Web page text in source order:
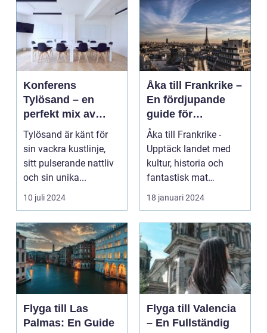
Konferens
Tylösand – en
perfekt mix av
affär och nöje
Tylösand är känt för
sin vackra kustlinje,
sitt pulserande nattliv
och sin unika...
10 juli 2024
Åka till Frankrike –
En fördjupande
guide för
resenärer
Åka till Frankrike -
Upptäck landet med
kultur, historia och
fantastisk mat
Frankrike är ett land
s...
18 januari 2024
Flyga till Las
Palmas: En Guide
Flyga till Valencia
– En Fullständig